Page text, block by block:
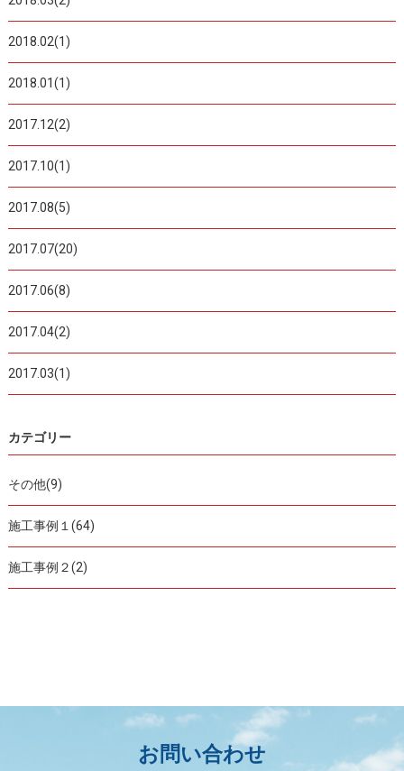
2018.02(1)
2018.01(1)
2017.12(2)
2017.10(1)
2017.08(5)
2017.07(20)
2017.06(8)
2017.04(2)
2017.03(1)
カテゴリー
その他(9)
施工事例１(64)
施工事例２(2)
お問い合わせ